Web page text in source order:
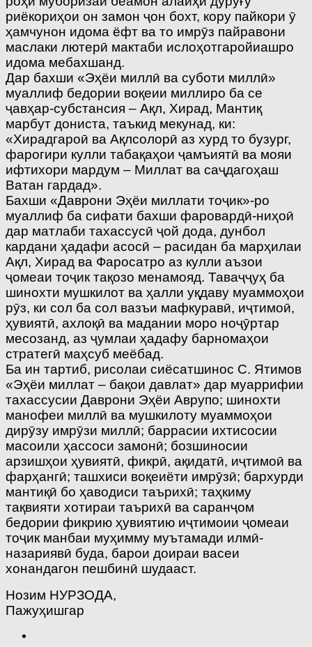
риёкориҳои он замон ҷон бохт, кору пайкори ӯ
ҳамчунон идома ёфт ва то имрӯз пайравони
маслаки лютерӣ мактаби ислоҳотгаройиашро
идома мебахшанд.
Дар бахши «Эҳёи миллӣ ва суботи миллӣ»
муаллиф бедории воқеии миллиро ба се
ҷавҳар-субстансия – Ақл, Хирад, Мантиқ
марбут дониста, таъкид мекунад, ки:
«Хирадгароӣ ва Ақлсолорӣ аз хурд то бузург,
фарогири кулли табақаҳои ҷамъиятӣ ва мояи
ифтихори мардум – Миллат ва саҷдагоҳаш
Ватан гардад».
Бахши «Даврони Эҳёи миллати тоҷик»-ро
муаллиф ба сифати бахши фаровардӣ-ниҳоӣ
дар матлаби тахассусӣ ҷой дода, дунбол
кардани ҳадафи асосӣ – расидан ба марҳилаи
Ақл, Хирад ва Фаросатро аз кулли аъзои
ҷомеаи тоҷик тақозо менамояд. Таваҷҷуҳ ба
шинохти мушкилот ва ҳалли уқдаву муаммоҳои
рӯз, ки сол ба сол вазъи мафкуравӣ, иҷтимоӣ,
ҳувиятӣ, ахлоқӣ ва мадании моро ноҷӯртар
месозанд, аз ҷумлаи ҳадафу барномаҳои
стратегӣ маҳсуб меёбад.
Ба ин тартиб, рисолаи сиёсатшинос С. Ятимов
«Эҳёи миллат – бақои давлат» дар муаррифии
тахассусии Даврони Эҳёи Аврупо; шинохти
манофеи миллӣ ва мушкилоту муаммоҳои
дирӯзу имрӯзи миллӣ; баррасии ихтисосии
масоили ҳассоси замонӣ; бозшиносии
арзишҳои ҳувиятӣ, фикрӣ, ақидатӣ, иҷтимоӣ ва
фарҳангӣ; ташхиси воқеиёти имрӯзӣ; бархурди
мантиқӣ бо ҳаводиси таърихӣ; таҳкиму
тақвияти хотираи таърихӣ ва саранҷом
бедории фикрию ҳувиятию иҷтимоии ҷомеаи
тоҷик манбаи муҳимму муътамади илмӣ-
назариявӣ буда, барои доираи васеи
хонандагон пешбинӣ шудааст.
Нозим НУРЗОДА,
Пажуҳишгар